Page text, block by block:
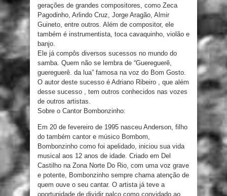
gerações de grandes compositores, como Zeca
Pagodinho, Arlindo Cruz, Jorge Aragão, Almir
Guineto, entre outros. Além de compositor, ele
também é instrumentista, toca cavaquinho, violão e
banjo.
Ele já compôs diversos sucessos no mundo do
samba. Quem não se lembra de “Guereguerê,
guereguerê. da lua” famosa na voz do Bom Gosto.
O autor deste sucesso é Adriano Ribeiro , que além
desse sucesso , tem outros conhecidos nas vozes
de outros artistas.
Sobre o Cantor Bombonzinho:
Em 20 de fevereiro de 1995 nasceu Anderson, filho
do também cantor e músico Bombom,
Bombonzinho como foi apelidado, iniciou sua vida
musical aos 12 anos de idade. Criado em Del
Castilho na Zona Norte Do Rio, com uma voz grave
e potente, Bombonzinho sempre chama atenção de
quem ouve o seu cantar. O artista já teve a
oportunidade de dividir palco como convidado ao